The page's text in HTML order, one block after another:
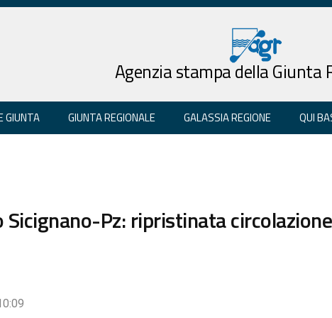
Agenzia stampa della Giunta
GIUNTA GIUNTA REGIONALE GALASSIA REGIONE QUI
Sicignano-Pz: ripristinata